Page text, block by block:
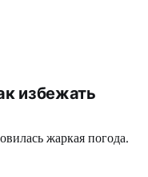
избежать
жаркая погода.